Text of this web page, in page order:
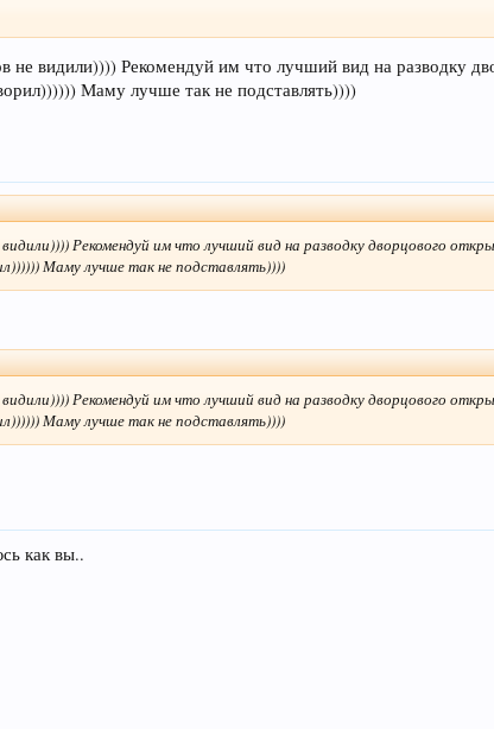
не видили)))) Рекомендуй им что лучший вид на разводку
Маму лучше так не подставлять))))
Рекомендуй им что лучший вид на разводку дворцового
Маму лучше так не подставлять))))
Рекомендуй им что лучший вид на разводку дворцового
Маму лучше так не подставлять))))
как вы..